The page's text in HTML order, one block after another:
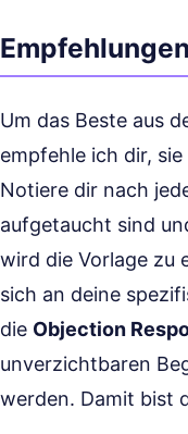
Um das Beste aus
empfehle ich dir,
Notiere dir nach
aufgetaucht sind
wird die Vorlage zu
sich an deine
die Objection
unverzichtbaren
werden. Damit bist